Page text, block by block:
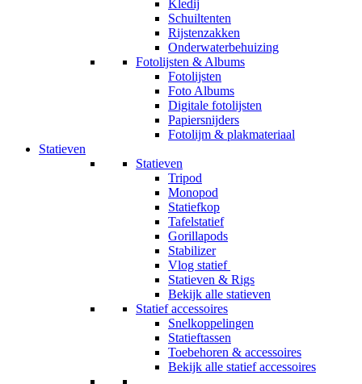
Kledij
Schuiltenten
Rijstenzakken
Onderwaterbehuizing
Fotolijsten & Albums
Fotolijsten
Foto Albums
Digitale fotolijsten
Papiersnijders
Fotolijm & plakmateriaal
Statieven
Statieven
Tripod
Monopod
Statiefkop
Tafelstatief
Gorillapods
Stabilizer
Vlog statief
Statieven & Rigs
Bekijk alle statieven
Statief accessoires
Snelkoppelingen
Statieftassen
Toebehoren & accessoires
Bekijk alle statief accessoires